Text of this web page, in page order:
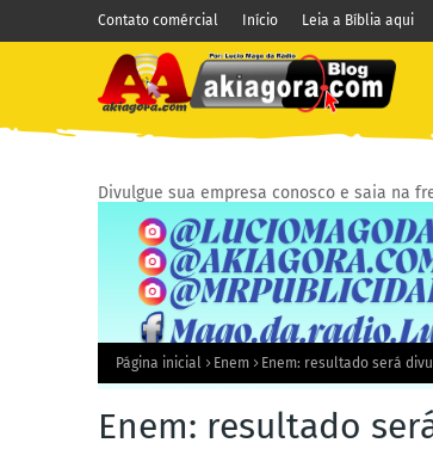
Contato comércial Início Leia a Bíblia aqui
Divulgue sua empresa conosco e saia na
Página inicial Enem Enem: resultado será
Enem: resultado